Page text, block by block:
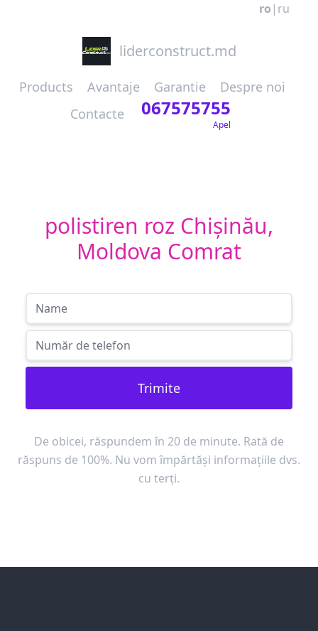
ro | ru
liderconstruct.md
Products Avantaje Garantie
Despre noi
Contacte
067575755
Apel
polistiren roz Chișinău,
Moldova Comrat
Trimite
De obicei, răspundem în 20 de minute. Rată de
răspuns de 100%. Nu vom împărtăși informațiile dvs.
cu terți.